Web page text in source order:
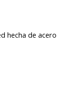
hecha de acero